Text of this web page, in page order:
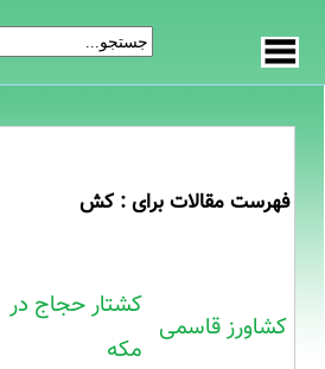
فهرست مقالات برای : کش
کشاورز قاسمی
کشتار حجاج در
مکه